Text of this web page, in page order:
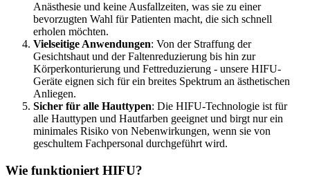
Anästhesie und keine Ausfallzeiten, was sie zu einer
bevorzugten Wahl für Patienten macht, die sich schnell
erholen möchten.
Vielseitige Anwendungen: Von der Straffung der
Gesichtshaut und der Faltenreduzierung bis hin zur
Körperkonturierung und Fettreduzierung - unsere HIFU-
Geräte eignen sich für ein breites Spektrum an ästhetischen
Anliegen.
Sicher für alle Hauttypen: Die HIFU-Technologie ist für
alle Hauttypen und Hautfarben geeignet und birgt nur ein
minimales Risiko von Nebenwirkungen, wenn sie von
geschultem Fachpersonal durchgeführt wird.
Wie funktioniert HIFU?